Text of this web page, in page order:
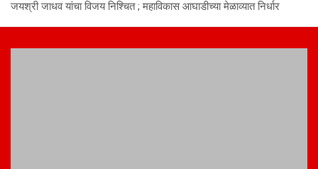
जयश्री जाधव यांचा विजय निश्चित ; महाविकास आघाडीच्या मेळाव्यात निर्धार